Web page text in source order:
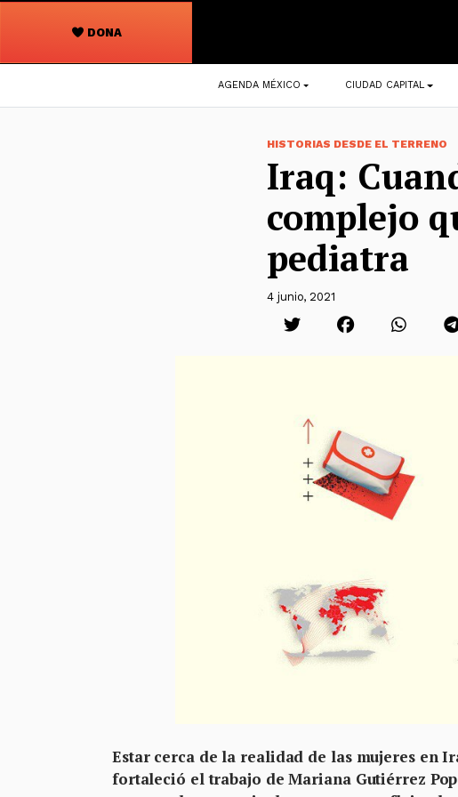
DONA
Navegación
principal
AGENDA MÉXICO CIUDAD CAPITAL
HISTORIAS DESDE EL TERRENO
Iraq:
complejo
pediatra
4 junio, 2021
Estar cerca de la realidad de las mujeres en
fortaleció el trabajo de Mariana Gutiérrez